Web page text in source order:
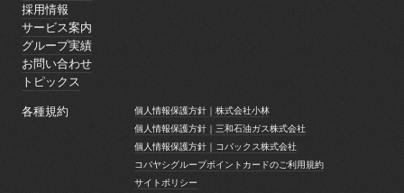
グループ案内
採用情報
採用情報
サービス案内
サービス案内
グループ実績
グループ実績
お問い合わせ
お問い合わせ
トピックス
各種規約
個人情報保護方針｜株式会社小林
個人情報保護方針｜株式会社小林
個人情報保護方針｜三和石油ガス株式会社
個人情報保護方針｜三和石油ガス株式会社
個人情報保護方針｜コバックス株式会社
個人情報保護方針｜コバックス株式会社
コバヤシグループポイントカードのご利用規約
コバヤシグループポイントカードのご利用規約
サイトポリシー